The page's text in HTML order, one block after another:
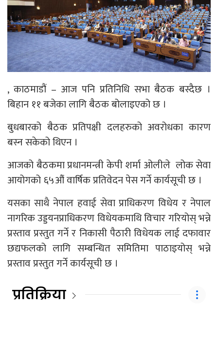
, काठमाडौं – आज पनि प्रतिनिधि सभा बैठक बस्दैछ ।
बिहान ११ बजेका लागि बैठक बोलाइएको छ ।
बुधबारको बैठक प्रतिपक्षी दलहरुको अवरोधका कारण
बस्न सकेको थिएन ।
आजको बैठकमा प्रधानमन्त्री केपी शर्मा ओलीले लोक सेवा
आयोगको ६५औं वार्षिक प्रतिवेदन पेस गर्ने कार्यसूची छ ।
यसका साथै नेपाल हवाई सेवा प्राधिकरण विधेय र नेपाल
नागरिक उड्डयनप्राधिकरण विधेयकमाथि विचार गरियोस् भन्ने
प्रस्ताव प्रस्तुत गर्ने र निकासी पैठारी विधेयक लाई दफावार
छद्यफलको लागि सम्बन्धित समितिमा पाठाइयोस् भन्ने
प्रस्ताव प्रस्तुत गर्ने कार्यसूची छ ।
प्रतिक्रिया